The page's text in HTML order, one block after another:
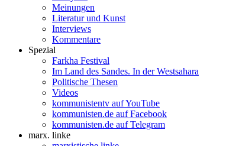
Meinungen
Literatur und Kunst
Interviews
Kommentare
Spezial
Farkha Festival
Im Land des Sandes. In der Westsahara
Politische Thesen
Videos
kommunistentv auf YouTube
kommunisten.de auf Facebook
kommunisten.de auf Telegram
marx. linke